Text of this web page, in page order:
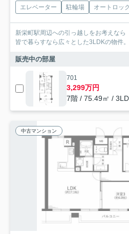
エレベーター 駐輪場 オートロック
新栄町駅周辺への引っ越しをお考えな
皆で暮らすなら広々とした3LDKの物件
販売中の部屋
701
3,299万円
7階 / 75.49㎡ /
中古マンション